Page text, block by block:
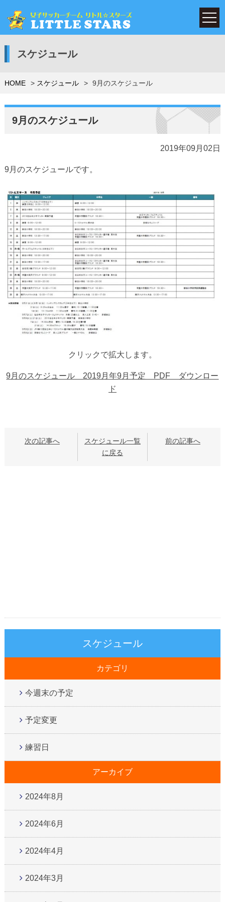
スケジュール
HOME スケジュール 9月のスケジュール
9月のスケジュール
2019年09月02日
9月のスケジュールです。
クリックで拡大します。
9月のスケジュール 2019月年9月予定 PDF ダウンロー
ド
次の記事へ
スケジュール一覧
に戻る
前の記事へ
スケジュール
カテゴリ
今週末の予定
予定変更
練習日
アーカイブ
2024年8月
2024年6月
2024年4月
2024年3月